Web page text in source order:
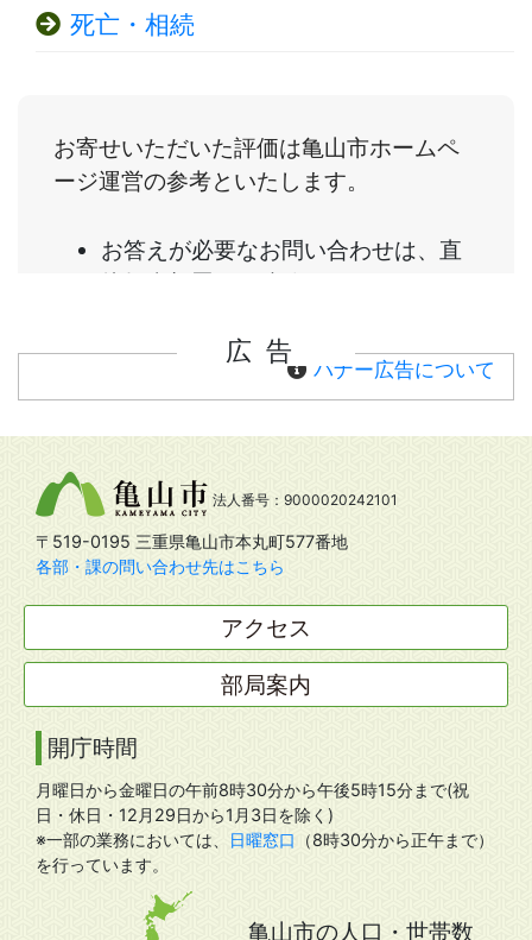
死亡・相続
広告
バナー広告について
法人番号：9000020242101
〒519-0195 三重県亀山市本丸町577番地
各部・課の問い合わせ先はこちら
アクセス
部局案内
開庁時間
月曜日から金曜日の午前8時30分から午後5時15分まで(祝
日・休日・12月29日から1月3日を除く)
※一部の業務においては、
日曜窓口
（8時30分から正午まで）
を行っています。
亀山市の人口・世帯数